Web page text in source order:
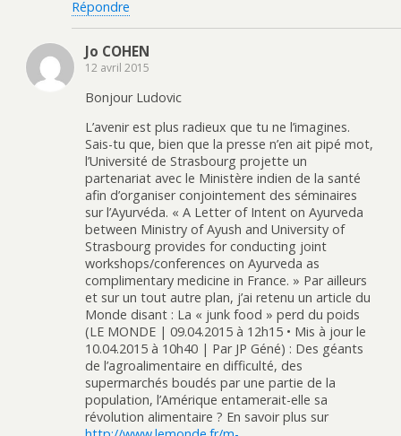
Répondre
Jo COHEN
12 avril 2015
Bonjour Ludovic
L’avenir est plus radieux que tu ne l’imagines.
Sais-tu que, bien que la presse n’en ait pipé mot,
l’Université de Strasbourg projette un
partenariat avec le Ministère indien de la santé
afin d’organiser conjointement des séminaires
sur l’Ayurvéda. « A Letter of Intent on Ayurveda
between Ministry of Ayush and University of
Strasbourg provides for conducting joint
workshops/conferences on Ayurveda as
complimentary medicine in France. » Par ailleurs
et sur un tout autre plan, j’ai retenu un article du
Monde disant : La « junk food » perd du poids
(LE MONDE | 09.04.2015 à 12h15 • Mis à jour le
10.04.2015 à 10h40 | Par JP Géné) : Des géants
de l’agroalimentaire en difficulté, des
supermarchés boudés par une partie de la
population, l’Amérique entamerait-elle sa
révolution alimentaire ? En savoir plus sur